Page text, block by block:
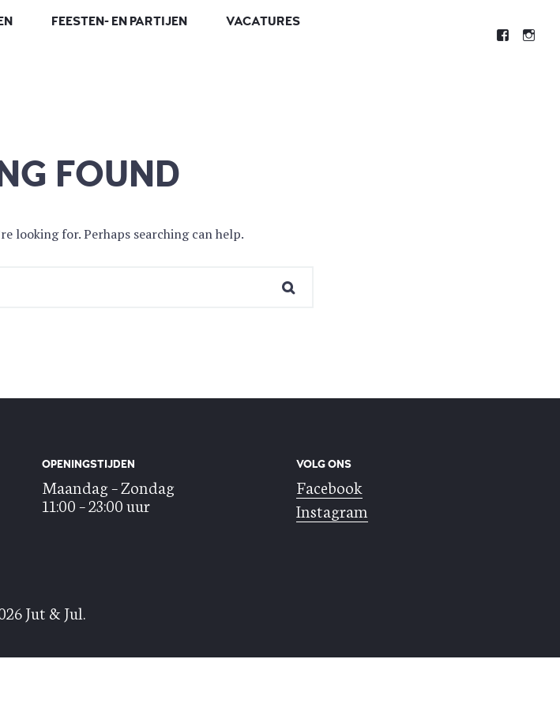
FEESTEN- EN PARTIJEN
VACATURES
FOUND
looking for. Perhaps searching can help.
OPENINGSTIJDEN
Maandag – Zondag
11:00 – 23:00 uur
VOLG ONS
Facebook
Instagram
Jut & Jul.